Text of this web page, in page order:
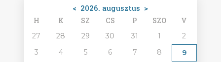
< 2026. augusztus >
H K SZ CS P SZO V
27 28 29 30 31 1
2
3
4 5 6 7 8
9